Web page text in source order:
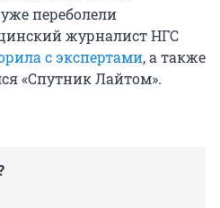
переболели
журналист НГС
с экспертами, а также
«Спутник Лайтом».